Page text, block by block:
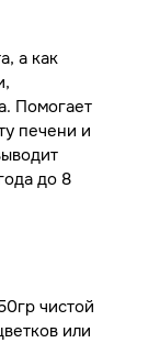
а как
Помогает
печени и
до 8
чистой
или